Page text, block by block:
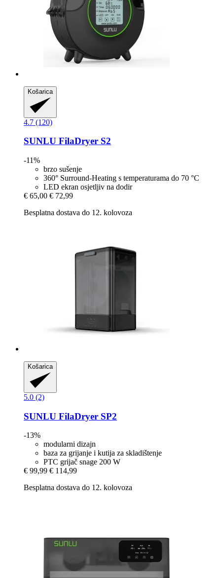
Košarica
4.7 (120)
SUNLU FilaDryer S2
-11%
brzo sušenje
360° Surround-Heating s temperaturama do 70 °C
LED ekran osjetljiv na dodir
€ 65,00 € 72,99
Besplatna dostava do 12. kolovoza
Košarica
5.0 (2)
SUNLU FilaDryer SP2
-13%
modularni dizajn
baza za grijanje i kutija za skladištenje
PTC grijač snage 200 W
€ 99,99 € 114,99
Besplatna dostava do 12. kolovoza